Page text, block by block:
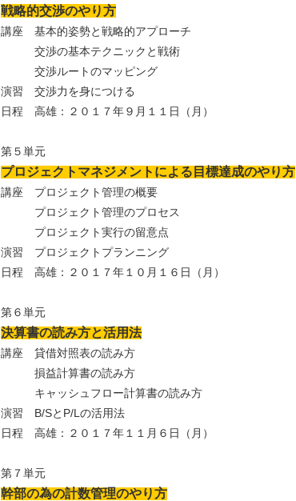
戦略的交渉のやり方
講座 基本的姿勢と戦略的アプローチ
交渉の基本テクニックと戦術
交渉ルートのマッピング
演習 交渉力を身につける
日程 高雄：２０１７年９月１１日（月）
第５単元
プロジェクトマネジメントによる目標達成のやり方
講座 プロジェクト管理の概要
プロジェクト管理のプロセス
プロジェクト実行の留意点
演習 プロジェクトプランニング
日程 高雄：２０１７年１０月１６日（月）
第６単元
決算書の読み方と活用法
講座 貸借対照表の読み方
損益計算書の読み方
キャッシュフロー計算書の読み方
演習 B/SとP/Lの活用法
日程 高雄：２０１７年１１月６日（月）
第７単元
幹部の為の計数管理のやり方